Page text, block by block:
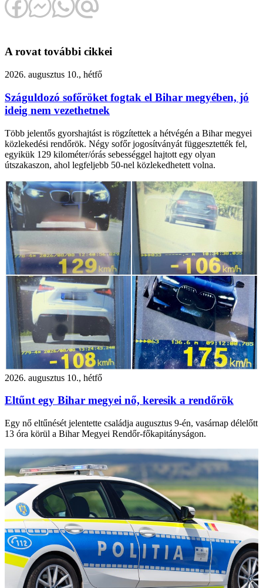
A rovat további cikkei
2026. augusztus 10., hétfő
Száguldozó sofőröket fogtak el Bihar megyében, jó
ideig nem vezethetnek
Több jelentős gyorshajtást is rögzítettek a hétvégén a Bihar megyei
közlekedési rendőrök. Négy sofőr jogosítványát függesztették fel,
egyikük 129 kilométer/órás sebességgel hajtott egy olyan
útszakaszon, ahol legfeljebb 50-nel közlekedhetett volna.
2026. augusztus 10., hétfő
Eltűnt egy Bihar megyei nő, keresik a rendőrök
Egy nő eltűnését jelentette családja augusztus 9-én, vasárnap délelőtt
13 óra körül a Bihar Megyei Rendőr-főkapitányságon.